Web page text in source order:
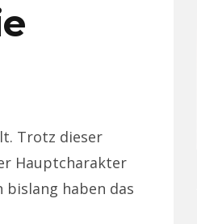
Trotz dieser
Hauptcharakter
bislang haben das